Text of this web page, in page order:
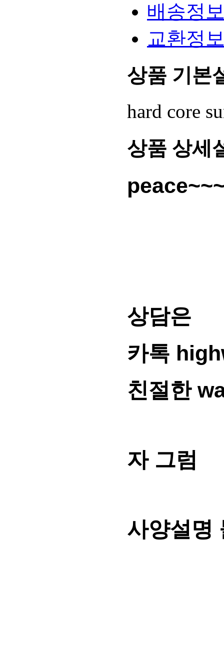
배송정
교환정
상품 기본
hard core
상품 상세
상담은
카톡
친절한
자 그럼
사양설명